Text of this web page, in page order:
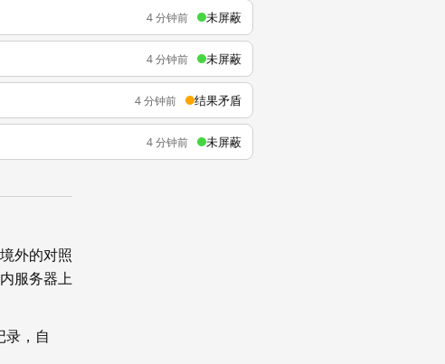
4 分钟前 未屏蔽
4 分钟前 未屏蔽
4 分钟前 结果矛盾
4 分钟前 未屏蔽
外的对照
服务器上
录，自